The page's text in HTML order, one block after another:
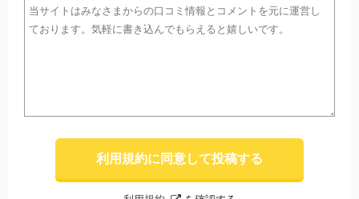
利用規約に同意して投稿する